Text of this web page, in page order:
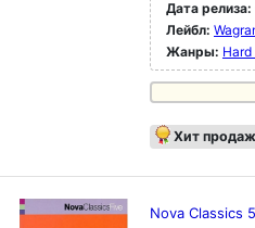
Дата релиза:
Лейбл:
Жанры:
Хит продаж
Nova Classics 5